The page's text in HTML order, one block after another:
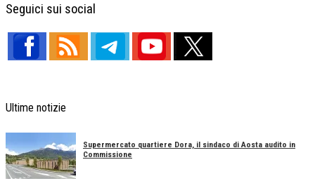
Seguici sui social
Ultime notizie
Supermercato quartiere Dora, il sindaco di Aosta audito in
Commissione